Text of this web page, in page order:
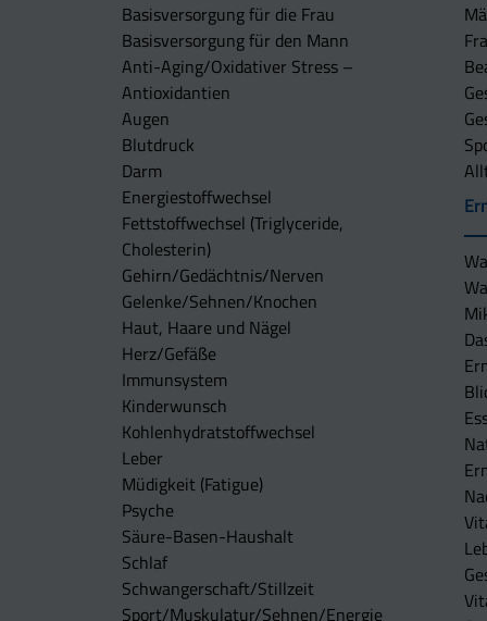
Basisversorgung für die Frau
Basisversorgung für den Mann
Anti-Aging/Oxidativer Stress –
Antioxidantien
Augen
Blutdruck
Darm
Energiestoffwechsel
Fettstoffwechsel (Triglyceride,
Cholesterin)
Gehirn/Gedächtnis/Nerven
Gelenke/Sehnen/Knochen
Haut, Haare und Nägel
Herz/Gefäße
Immunsystem
Kinderwunsch
Kohlenhydratstoffwechsel
Leber
Müdigkeit (Fatigue)
Psyche
Säure-Basen-Haushalt
Schlaf
Schwangerschaft/Stillzeit
Sport/Muskulatur/Sehnen/Energie